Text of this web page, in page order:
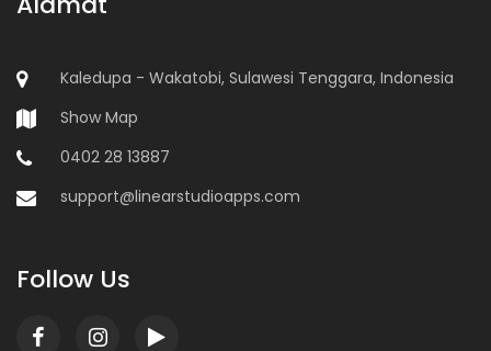
Kaledupa - Wakatobi, Sulawesi Tenggara, Indonesia
Show Map
0402 28 13887
support@linearstudioapps.com
Follow Us